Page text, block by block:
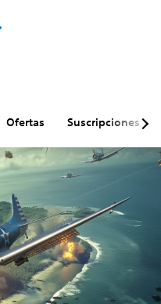
Ofertas Suscripciones